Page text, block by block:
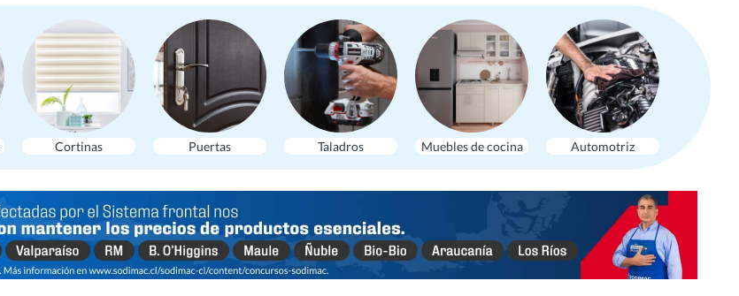
Cortinas Puertas Taladros Muebles de cocina Automotriz